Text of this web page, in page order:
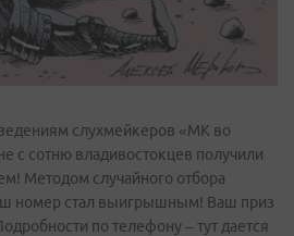
слухмейкеров «МК во
с сотню владивостокцев получили
Методом случайного отбора
номер стал выигрышным! Ваш приз
по телефону – тут дается